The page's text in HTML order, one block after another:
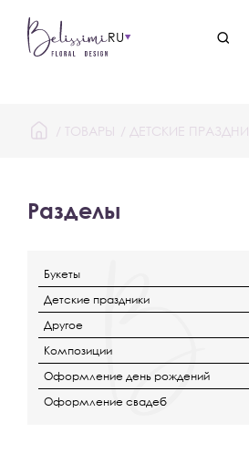
RU
/ ТОВАРЫ / ДЕТСКИЕ
Разделы
Букеты
Детские праздники
Другое
Композиции
Оформление день рождений
Оформление свадеб